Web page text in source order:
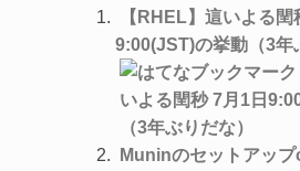
【RHEL】這いよる閏
9:00(JST)の挙動（3年
Muninのセットアッ